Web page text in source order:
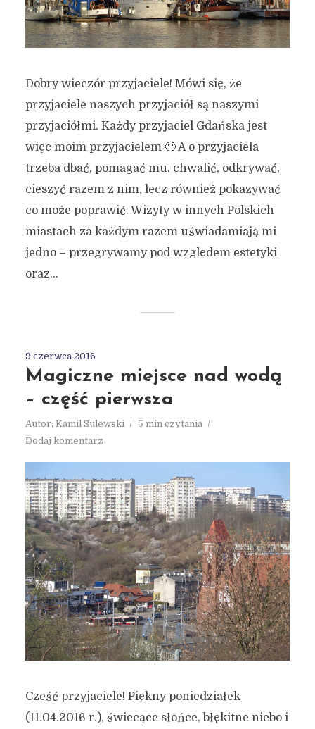
Dobry wieczór przyjaciele! Mówi się, że
przyjaciele naszych przyjaciół są naszymi
przyjaciółmi. Każdy przyjaciel Gdańska jest
więc moim przyjacielem 🙂 A o przyjaciela
trzeba dbać, pomagać mu, chwalić, odkrywać,
cieszyć razem z nim, lecz również pokazywać
co może poprawić. Wizyty w innych Polskich
miastach za każdym razem uświadamiają mi
jedno – przegrywamy pod względem estetyki
oraz...
9 czerwca 2016
Magiczne miejsce nad wodą
– część pierwsza
Autor: Kamil Sulewski
5 min czytania
Dodaj komentarz
Cześć przyjaciele! Piękny poniedziałek
(11.04.2016 r.), świecące słońce, błękitne niebo i